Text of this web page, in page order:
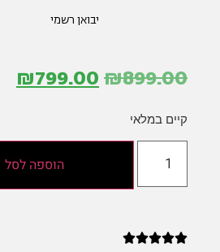
יבואן רשמי
₪899.00
₪799.00
קיים במלאי
הוספה לסל




